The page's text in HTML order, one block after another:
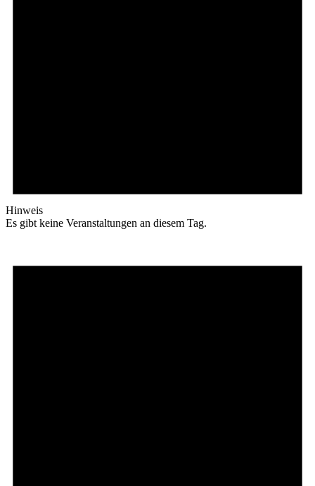
Hinweis
Es gibt keine Veranstaltungen an diesem Tag.